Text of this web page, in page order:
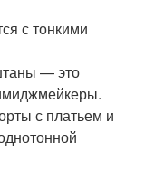
с тонкими
— это
с платьем и